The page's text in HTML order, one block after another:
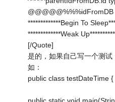
*************Begin To
*************Weak
[/Quote]
是的，如果自己写一个测
如：
public class testDateTime {